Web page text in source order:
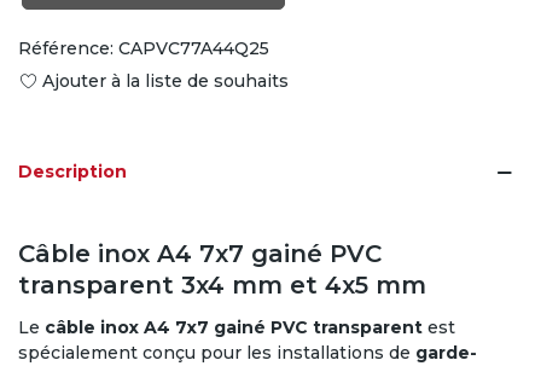
Référence: CAPVC77A44Q25
Ajouter à la liste de souhaits
Description
Câble inox A4 7x7 gainé PVC
transparent 3x4 mm et 4x5 mm
Le câble inox A4 7x7 gainé PVC transparent est
spécialement conçu pour les installations de garde-